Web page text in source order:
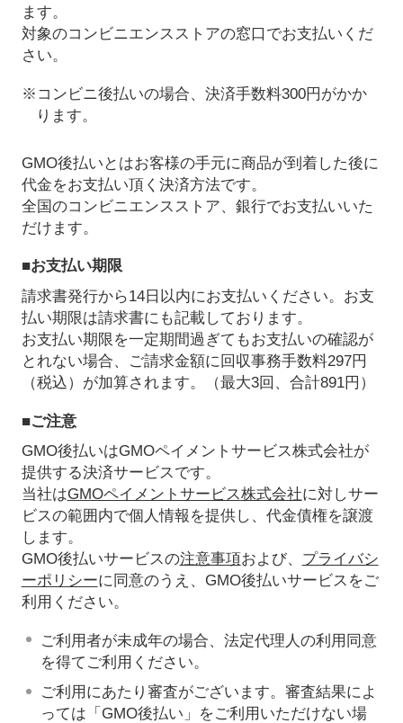
ます。
対象のコンビニエンスストアの窓口でお支払いくだ
さい。
※コンビニ後払いの場合、決済手数料300円がかか
ります。
GMO後払いとはお客様の手元に商品が到着した後に
代金をお支払い頂く決済方法です。
全国のコンビニエンスストア、銀行でお支払いいた
だけます。
■お支払い期限
請求書発行から14日以内にお支払いください。お支
払い期限は請求書にも記載しております。
お支払い期限を一定期間過ぎてもお支払いの確認が
とれない場合、ご請求金額に回収事務手数料297円
（税込）が加算されます。（最大3回、合計891円）
■ご注意
GMO後払いはGMOペイメントサービス株式会社が
提供する決済サービスです。
当社はGMOペイメントサービス株式会社に対しサー
ビスの範囲内で個人情報を提供し、代金債権を譲渡
します。
GMO後払いサービスの注意事項および、 プライバシ
ーポリシーに同意のうえ、GMO後払いサービスをご
利用ください。
ご利用者が未成年の場合、法定代理人の利用同意
を得てご利用ください。
ご利用にあたり審査がございます。審査結果によ
っては「GMO後払い」をご利用いただけない場